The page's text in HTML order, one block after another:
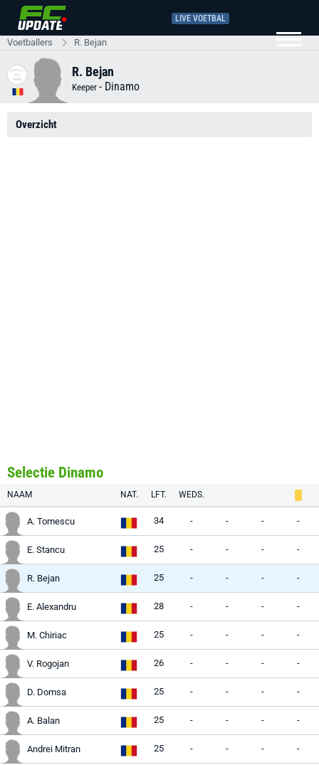
LIVE VOETBAL
Voetballers R. Bejan
R. Bejan
Keeper - Dinamo
Overzicht
Selectie Dinamo
NAAM NAT. LFT. WEDS.
A. Tomescu 34 - - - -
E. Stancu 25 - - - -
R. Bejan 25 - - - -
E. Alexandru 28 - - - -
M. Chiriac 25 - - - -
V. Rogojan 26 - - - -
D. Domsa 25 - - - -
A. Balan 25 - - - -
Andrei Mitran 25 - - - -